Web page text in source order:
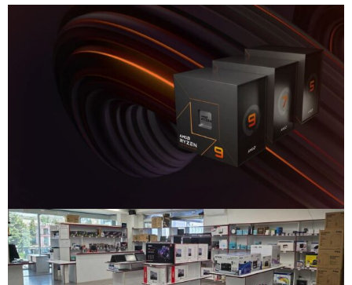
Snaga radnih stanica nikada nije bila povoljnija
Nova Ryzen 7000 serija